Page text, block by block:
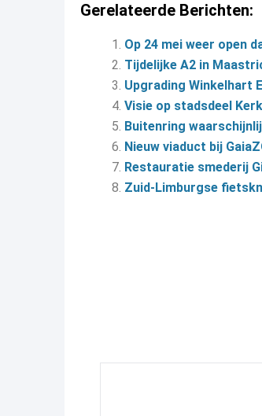
Gerelateerde Berichten:
Op 24 mei weer open
Tijdelijke A2 in
Upgrading Winkelhart
Visie op stadsdeel
Buitenring
Nieuw viaduct bij
Restauratie smederij
Zuid-Limburgse